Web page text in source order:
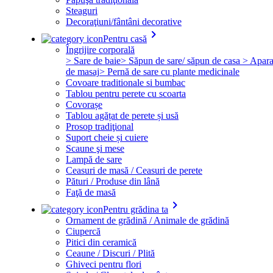
Steaguri
Decoraţiuni/fântâni decorative
Pentru casă keyboard_arrow_right
Îngrijire corporală
> Sare de baie> Săpun de sare/ săpun de casa >
de masaj> Pernă de sare cu plante medicinale
Covoare traditionale si bumbac
Tablou pentru perete cu scoarta
Covorașe
Tablou agățat de perete și usă
Prosop tradiţional
Suport cheie și cuiere
Scaune şi mese
Lampă de sare
Ceasuri de masă / Ceasuri de perete
Pături / Produse din lână
Faţă de masă
Pentru grădina ta keyboard_arrow_right
Ornament de grădină / Animale de grădină
Ciupercă
Pitici din ceramică
Ceaune / Discuri / Plită
Ghiveci pentru flori